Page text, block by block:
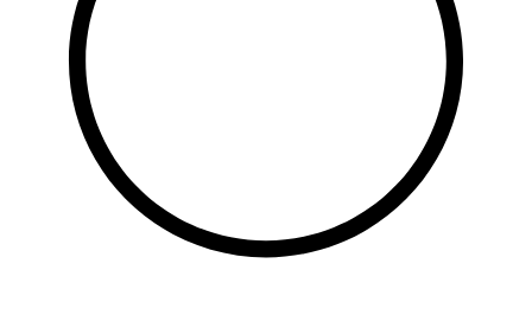
Балык бистәсе
104,9 FM
Баулы
107,5 FM
Биләр